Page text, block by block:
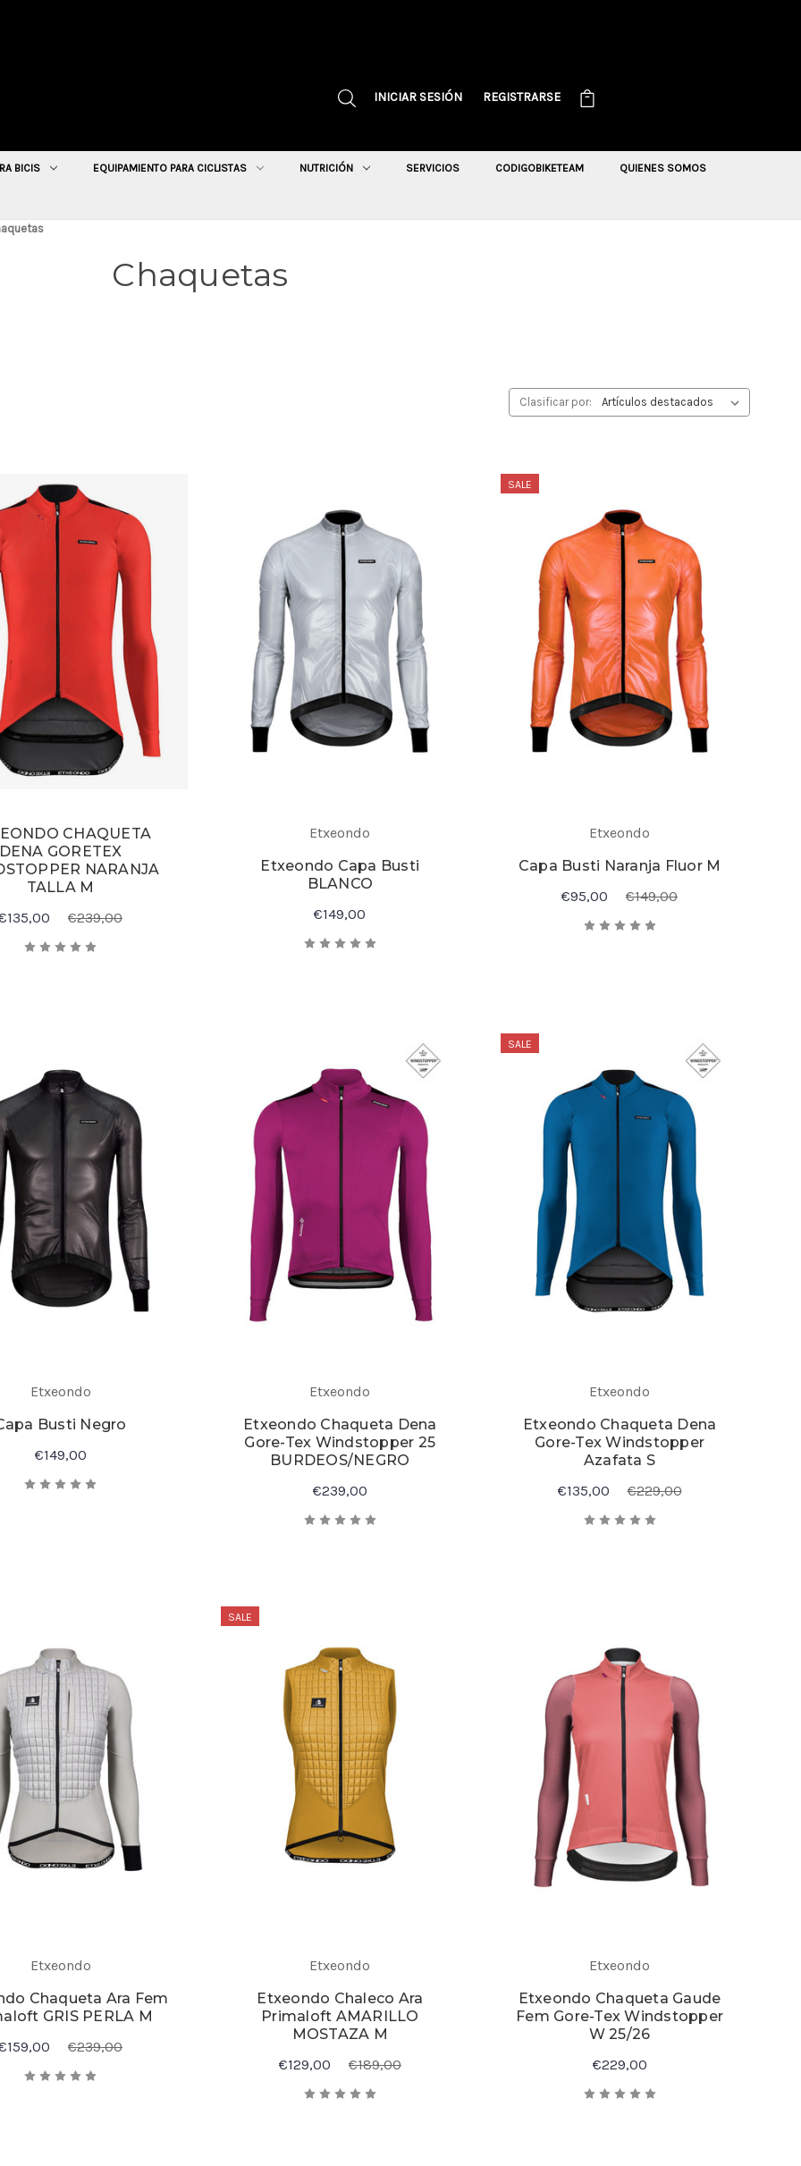
INICIAR SESIÓN REGISTRARSE
BICIS EQUIPAMIENTO PARA CICLISTAS NUTRICIÓN SERVICIOS CODIGOBIKETEAM QUIENES SOMOS
Chaquetas
Clasificar por:
CHAQUETA
GORETEX
NARANJA
TALLA M
€239,00
Etxeondo
Etxeondo Capa Busti
BLANCO
€149,00
SALE
Etxeondo
Capa Busti Naranja Fluor M
€95,00
€149,00
Etxeondo
Busti Negro
€149,00
Etxeondo
Etxeondo Chaqueta Dena
Gore-Tex Windstopper 25
BURDEOS/NEGRO
€239,00
SALE
Etxeondo
Etxeondo Chaqueta Dena
Gore-Tex Windstopper
Azafata S
€135,00
€229,00
Etxeondo
Chaqueta Ara Fem
GRIS PERLA M
€239,00
SALE
Etxeondo
Etxeondo Chaleco Ara
Primaloft AMARILLO
MOSTAZA M
€129,00
€189,00
Etxeondo
Etxeondo Chaqueta Gaude
Fem Gore-Tex Windstopper
W 25/26
€229,00